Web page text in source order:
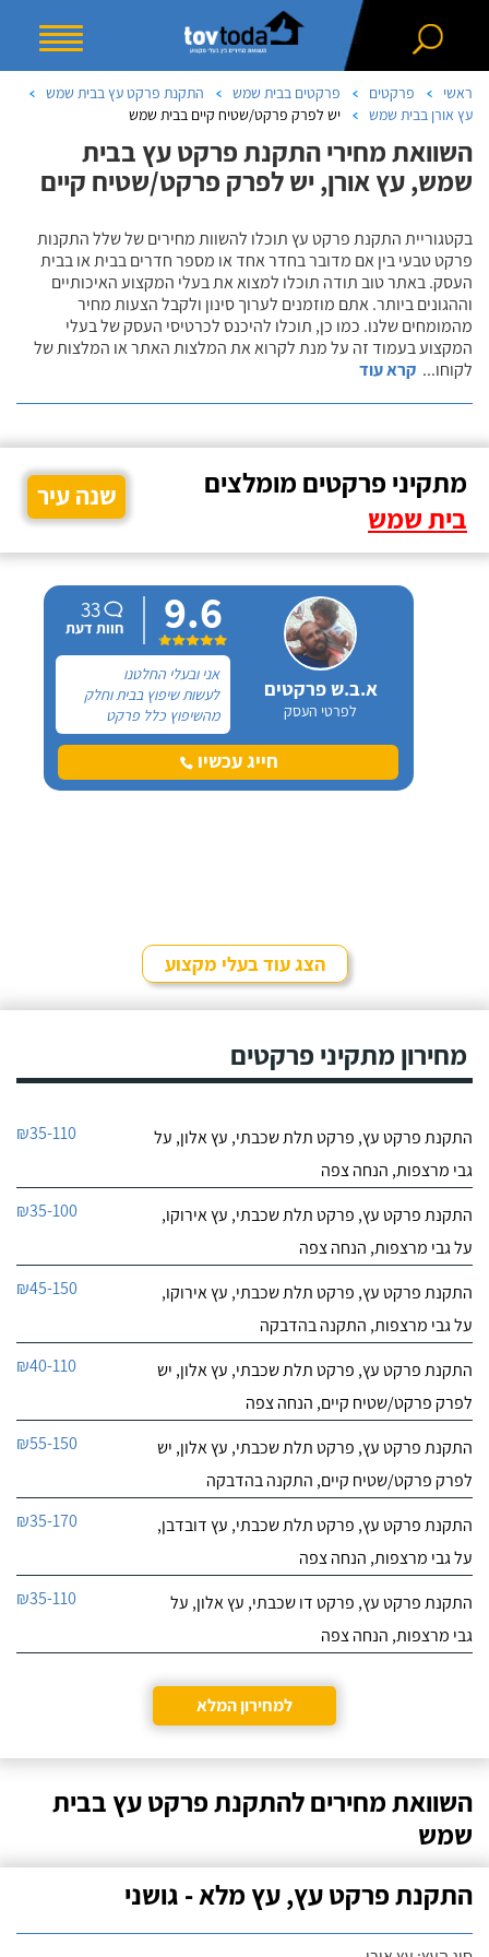
ראשי פרקטים פרקטים בבית שמש
התקנת פרקט עץ בבית שמש
עץ אורן בבית שמש
יש לפרק פרקט/שטיח קיים בבית שמש
השוואת מחירי התקנת פרקט עץ בבית
שמש, עץ אורן, יש לפרק פרקט/שטיח קיים
בקטגוריית התקנת פרקט עץ תוכלו להשוות מחירים של שלל התקנות
פרקט טבעי בין אם מדובר בחדר אחד או מספר חדרים בבית או בבית
העסק. באתר טוב תודה תוכלו למצוא את בעלי המקצוע האיכותיים
וההגונים ביותר. אתם מוזמנים לערוך סינון ולקבל הצעות מחיר
מהמומחים שלנו. כמו כן, תוכלו להיכנס לכרטיסי העסק של בעלי
המקצוע בעמוד זה על מנת לקרוא את המלצות האתר או המלצות של
לקוחו... קרא עוד
מתקיני פרקטים מומלצים
בית שמש
שנה עיר
א.ב.ש פרקטים
לפרטי העסק
9.6
33
חוות דעת
אני ובעלי החלטנו
לעשות שיפוץ בבית וחלק
מהשיפוץ כלל פרקט
למינציה שיותקן מעל
הריצוף (הישן) הקיים. קנינו
את הפרקט מחנות חיצונית
חייג עכשיו
הצג עוד בעלי מקצוע
מחירון מתקיני פרקטים
התקנת פרקט עץ, פרקט תלת שכבתי, עץ אלון, על
גבי מרצפות, הנחה צפה
₪35-110
התקנת פרקט עץ, פרקט תלת שכבתי, עץ אירוקו,
על גבי מרצפות, הנחה צפה
₪35-100
התקנת פרקט עץ, פרקט תלת שכבתי, עץ אירוקו,
על גבי מרצפות, התקנה בהדבקה
₪45-150
התקנת פרקט עץ, פרקט תלת שכבתי, עץ אלון, יש
לפרק פרקט/שטיח קיים, הנחה צפה
₪40-110
התקנת פרקט עץ, פרקט תלת שכבתי, עץ אלון, יש
לפרק פרקט/שטיח קיים, התקנה בהדבקה
₪55-150
התקנת פרקט עץ, פרקט תלת שכבתי, עץ דובדבן,
על גבי מרצפות, הנחה צפה
₪35-170
התקנת פרקט עץ, פרקט דו שכבתי, עץ אלון, על
גבי מרצפות, הנחה צפה
₪35-110
למחירון המלא
השוואת מחירים להתקנת פרקט עץ בבית
שמש
התקנת פרקט עץ, עץ מלא - גושני